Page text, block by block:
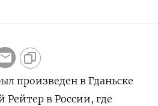
произведен в Гданьске
Рейтер в России, где